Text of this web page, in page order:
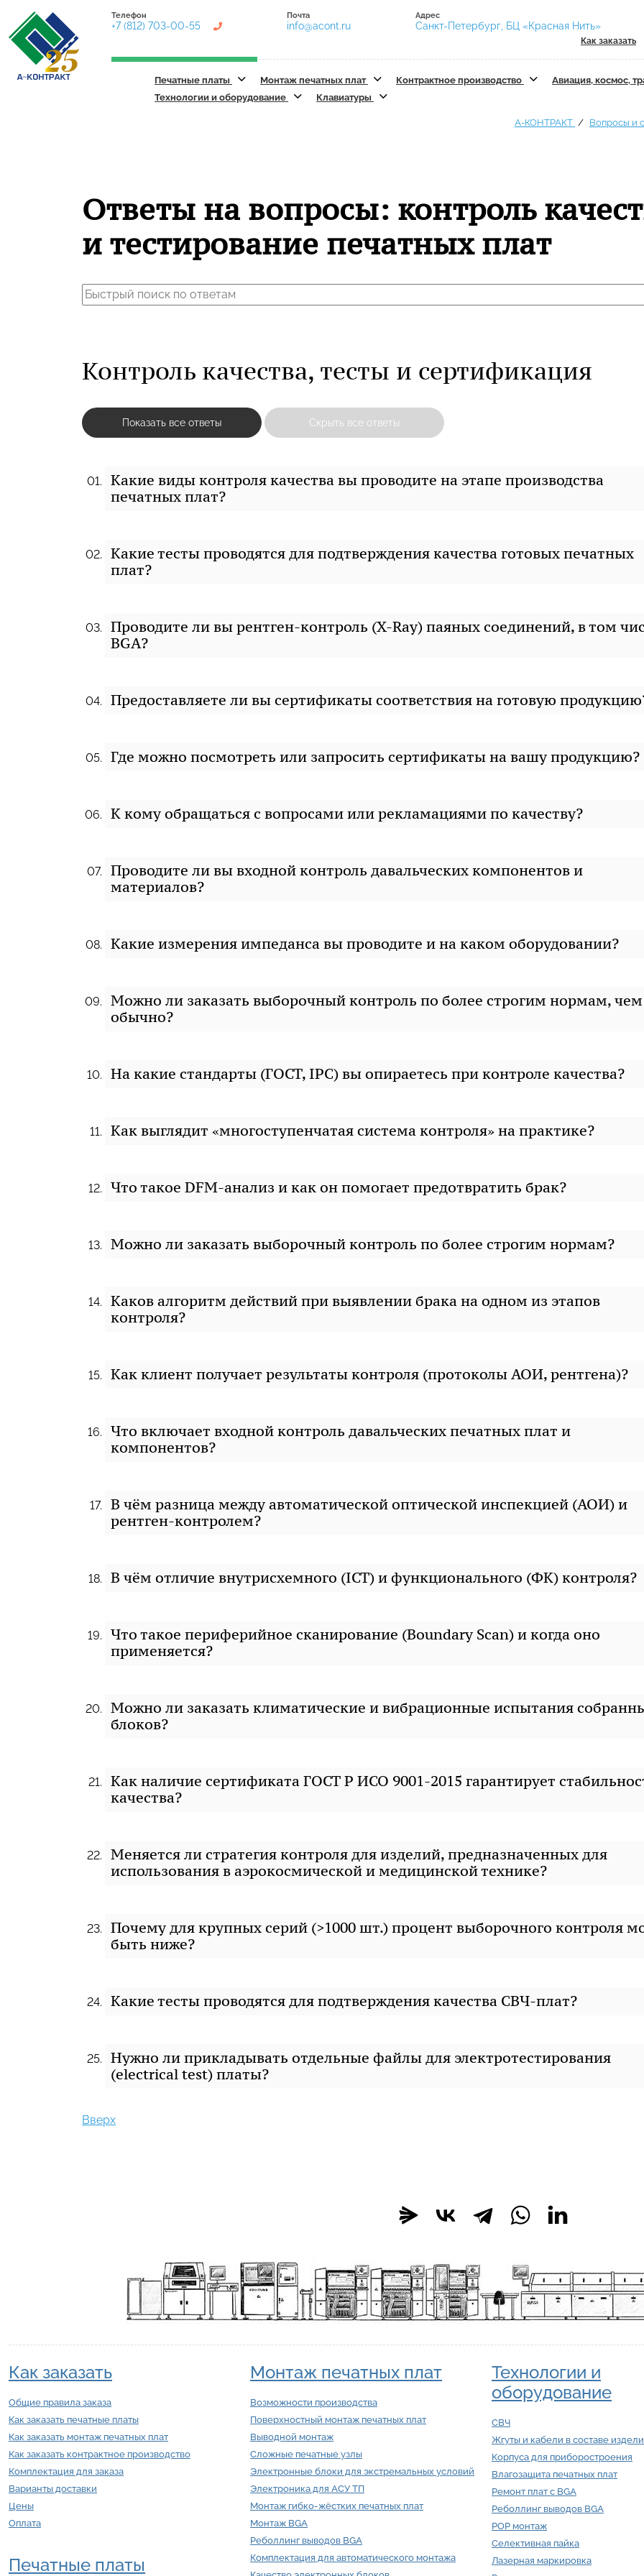
Телефон
+7 (812) 703-00-55
Почта
info@acont.ru
Адрес
Санкт-Петербург, БЦ «Красная Нить»
Как заказать
Печатные платы Монтаж печатных плат Контрактное производство Авиация, космос,
Технологии и оборудование
Клавиатуры
А-КОНТРАКТ Вопросы и
Ответы на вопросы: контроль
и тестирование печатных плат
Контроль качества, тесты и сертификация
Показать все ответы Скрыть все ответы
Какие виды контроля качества вы проводите на этапе производства
печатных плат?
Какие тесты проводятся для подтверждения качества готовых печатных
плат?
Проводите ли вы рентген-контроль (X-Ray) паяных соединений, в том
BGA?
Предоставляете ли вы сертификаты соответствия на готовую
Где можно посмотреть или запросить сертификаты на вашу продукцию?
К кому обращаться с вопросами или рекламациями по качеству?
Проводите ли вы входной контроль давальческих компонентов и
материалов?
Какие измерения импеданса вы проводите и на каком оборудовании?
Можно ли заказать выборочный контроль по более строгим нормам, чем
обычно?
На какие стандарты (ГОСТ, IPC) вы опираетесь при контроле качества?
Как выглядит «многоступенчатая система контроля» на практике?
Что такое DFM-анализ и как он помогает предотвратить брак?
Можно ли заказать выборочный контроль по более строгим нормам?
Каков алгоритм действий при выявлении брака на одном из этапов
контроля?
Как клиент получает результаты контроля (протоколы АОИ, рентгена)?
Что включает входной контроль давальческих печатных плат и
компонентов?
В чём разница между автоматической оптической инспекцией (АОИ) и
рентген-контролем?
В чём отличие внутрисхемного (ICT) и функционального (ФК) контроля?
Что такое периферийное сканирование (Boundary Scan) и когда оно
применяется?
Можно ли заказать климатические и вибрационные испытания
блоков?
Как наличие сертификата ГОСТ Р ИСО 9001-2015 гарантирует
качества?
Меняется ли стратегия контроля для изделий, предназначенных для
использования в аэрокосмической и медицинской технике?
Почему для крупных серий (>1000 шт.) процент выборочного контроля
быть ниже?
Какие тесты проводятся для подтверждения качества СВЧ-плат?
Нужно ли прикладывать отдельные файлы для электротестирования
(electrical test) платы?
Вверх
Как заказать
Общие правила заказа
Как заказать печатные платы
Как заказать монтаж печатных плат
Как заказать контрактное производство
Комплектация для заказа
Варианты доставки
Цены
Оплата
Печатные платы
Монтаж печатных плат
Возможности производства
Поверхностный монтаж печатных плат
Выводной монтаж
Сложные печатные узлы
Электронные блоки для экстремальных условий
Электроника для АСУ ТП
Монтаж гибко-жёстких печатных плат
Монтаж BGA
Реболлинг выводов BGA
Комплектация для автоматического монтажа
Технологии и
оборудование
СВЧ
Жгуты и кабели в составе
Корпуса для приборостроения
Влагозащита печатных плат
Ремонт плат с BGA
Реболлинг выводов BGA
POP монтаж
Селективная пайка
Лазерная маркировка